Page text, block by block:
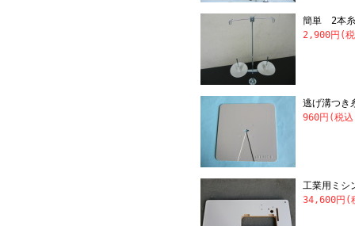
簡単 2本
2,900円(
逃げ溝つ
960円(税
工業用ミ
34,600円(